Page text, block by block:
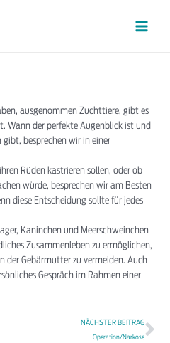
ausgenommen Zuchttiere, gibt es
Wann der perfekte Augenblick ist und
gibt, besprechen wir in einer
Rüden kastrieren sollen, oder ob
würde, besprechen wir am Besten
diese Entscheidung sollte für jedes
Kaninchen und Meerschweinchen
Zusammenleben zu ermöglichen,
der Gebärmutter zu vermeiden. Auch
Gespräch im Rahmen einer
NÄCHSTER BEITRAG
Operation/Narkose